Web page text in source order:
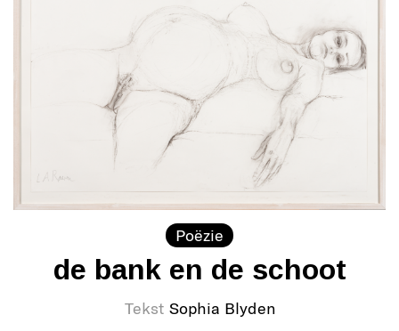
Poëzie
de bank en de schoot
Tekst Sophia Blyden